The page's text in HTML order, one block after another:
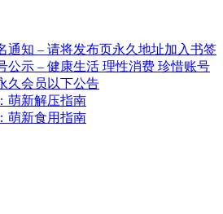
通知 – 请将发布页永久地址加入书签
公示 – 健康生活 理性消费 珍惜账号
久会员以下公告
萌新解压指南
萌新食用指南